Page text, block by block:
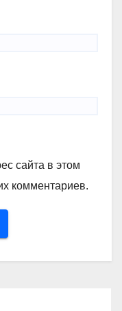
сайта в этом
комментариев.